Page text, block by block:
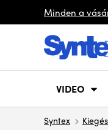
Minden a
VIDEO
Syntex